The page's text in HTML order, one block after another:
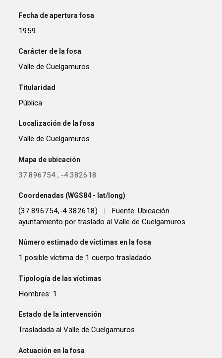
Fecha de apertura fosa
1959
Carácter de la fosa
Valle de Cuelgamuros
Titularidad
Pública
Localización de la fosa
Valle de Cuelgamuros
Mapa de ubicación
37.896754 , -4.382618
Coordenadas (WGS84 - lat/long)
(37.896754,-4.382618) |
Fuente: Ubicación
ayuntamiento por traslado al Valle de Cuelgamuros
Número estimado de víctimas en la fosa
1 posible víctima de 1 cuerpo trasladado
Tipología de las víctimas
Hombres: 1
Estado de la intervención
Trasladada al Valle de Cuelgamuros
Actuación en la fosa